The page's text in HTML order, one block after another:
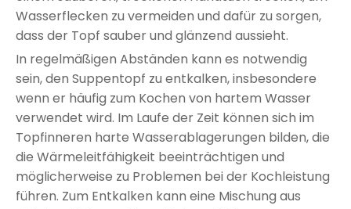
Wasserflecken zu vermeiden und dafür zu sorgen,
dass der Topf sauber und glänzend aussieht.
In regelmäßigen Abständen kann es notwendig
sein, den Suppentopf zu entkalken, insbesondere
wenn er häufig zum Kochen von hartem Wasser
verwendet wird. Im Laufe der Zeit können sich im
Topfinneren harte Wasserablagerungen bilden, die
die Wärmeleitfähigkeit beeinträchtigen und
möglicherweise zu Problemen bei der Kochleistung
führen. Zum Entkalken kann eine Mischung aus